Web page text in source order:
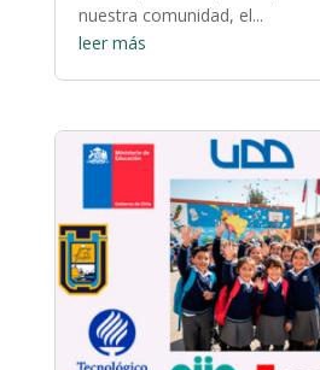
nuestra comunidad, el...
leer más